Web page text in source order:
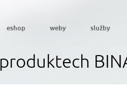
eshop weby služby